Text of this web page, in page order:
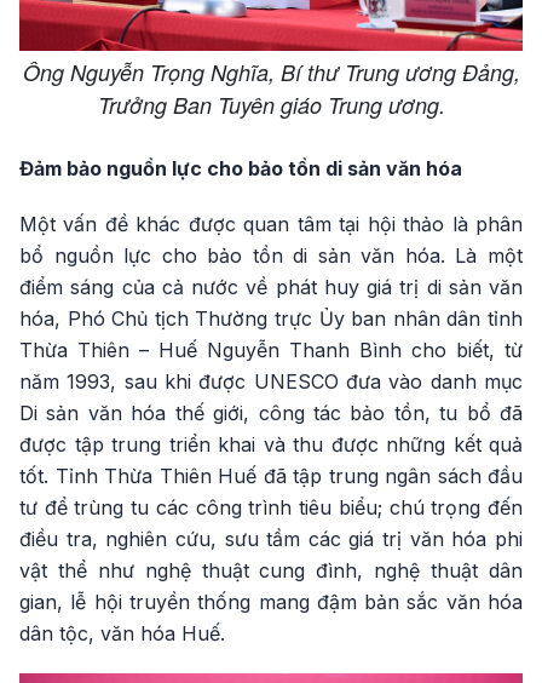
Ông Nguyễn Trọng Nghĩa, Bí thư Trung ương Đảng,
Trưởng Ban Tuyên giáo Trung ương.
Đảm bảo nguồn lực cho bảo tồn di sản văn hóa
Một vấn đề khác được quan tâm tại hội thảo là phân
bổ nguồn lực cho bảo tồn di sản văn hóa. Là một
điểm sáng của cả nước về phát huy giá trị di sản văn
hóa, Phó Chủ tịch Thường trực Ủy ban nhân dân tỉnh
Thừa Thiên – Huế Nguyễn Thanh Bình cho biết, từ
năm 1993, sau khi được UNESCO đưa vào danh mục
Di sản văn hóa thế giới, công tác bảo tồn, tu bổ đã
được tập trung triển khai và thu được những kết quả
tốt. Tỉnh Thừa Thiên Huế đã tập trung ngân sách đầu
tư để trùng tu các công trình tiêu biểu; chú trọng đến
điều tra, nghiên cứu, sưu tầm các giá trị văn hóa phi
vật thể như nghệ thuật cung đình, nghệ thuật dân
gian, lễ hội truyền thống mang đậm bản sắc văn hóa
dân tộc, văn hóa Huế.